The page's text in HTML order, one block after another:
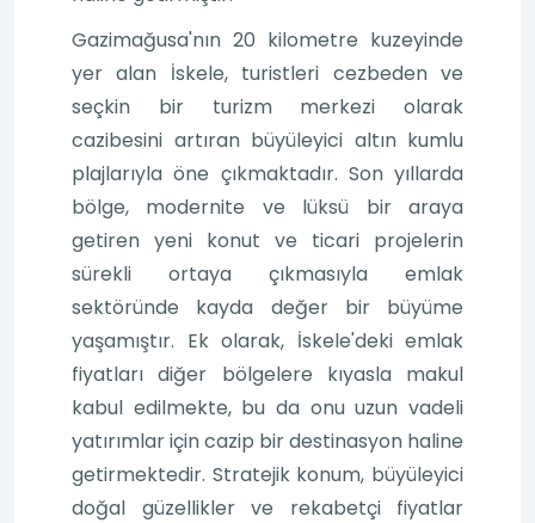
Gazimağusa'nın 20 kilometre kuzeyinde
yer alan İskele, turistleri cezbeden ve
seçkin bir turizm merkezi olarak
cazibesini artıran büyüleyici altın kumlu
plajlarıyla öne çıkmaktadır. Son yıllarda
bölge, modernite ve lüksü bir araya
getiren yeni konut ve ticari projelerin
sürekli ortaya çıkmasıyla emlak
sektöründe kayda değer bir büyüme
yaşamıştır. Ek olarak, İskele'deki emlak
fiyatları diğer bölgelere kıyasla makul
kabul edilmekte, bu da onu uzun vadeli
yatırımlar için cazip bir destinasyon haline
getirmektedir. Stratejik konum, büyüleyici
doğal güzellikler ve rekabetçi fiyatlar